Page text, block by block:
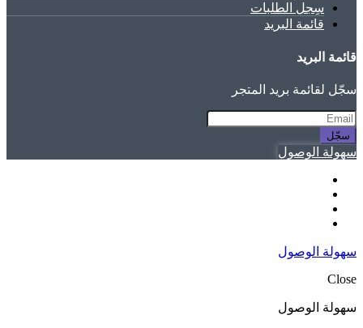
سِجل الطلبات
قائمة البريد
قائمة البريد
سجّل لقائمة بريد المتجر
سجّل
سهولة الوصول
سهولة الوصول
Close
سهولة الوصول